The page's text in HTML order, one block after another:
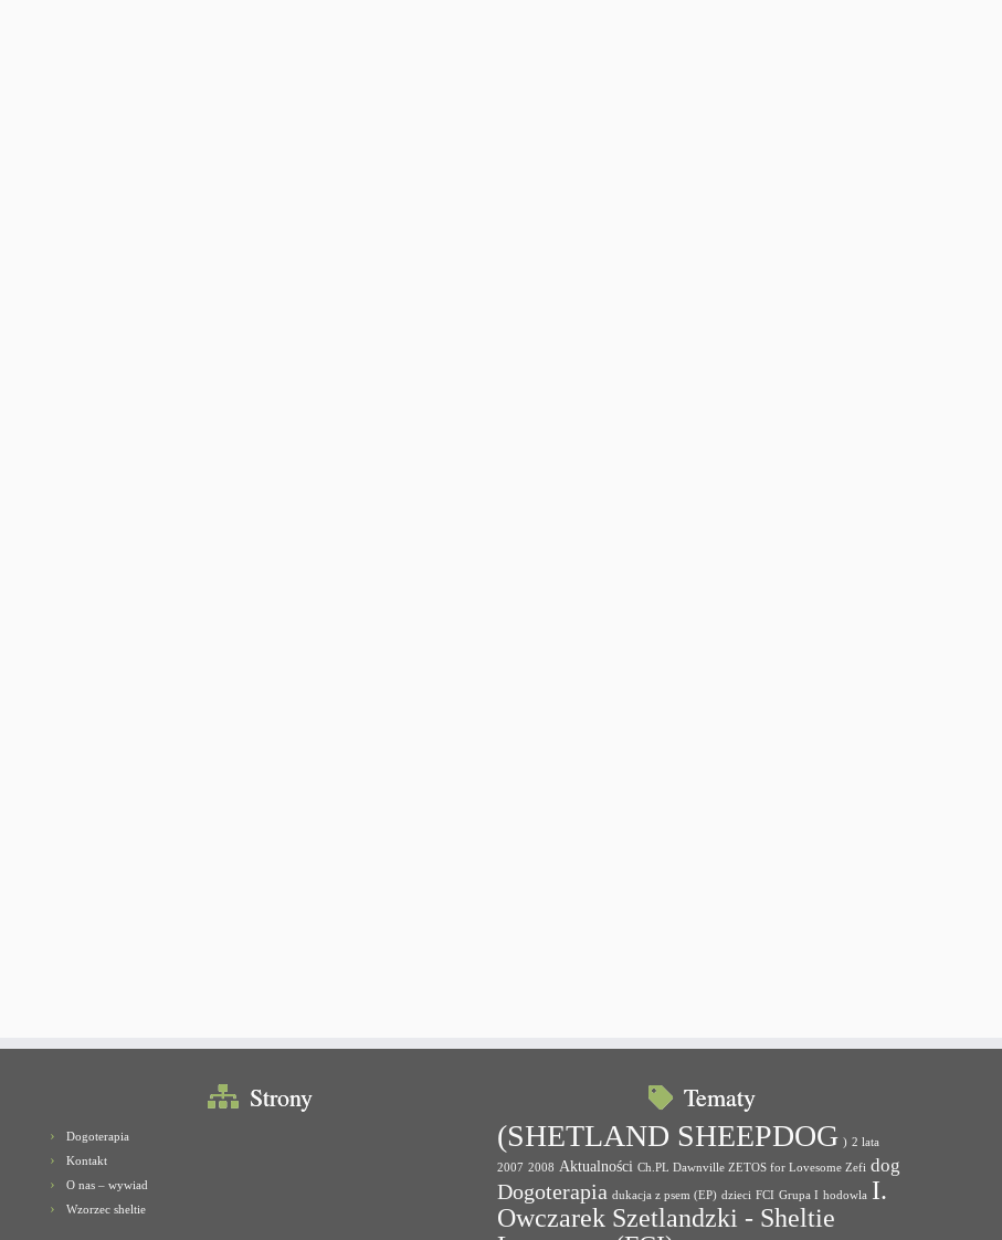
Strony
Dogoterapia
Kontakt
O nas – wywiad
Wzorzec sheltie
Tematy
(SHETLAND SHEEPDOG ) 2 lata
2007 2008 Aktualności Ch.PL Dawnville ZETOS for Lovesome Zefi dog
Dogoterapia dukacja z psem (EP) dzieci FCI Grupa I hodowla I.
Owczarek Szetlandzki - Sheltie